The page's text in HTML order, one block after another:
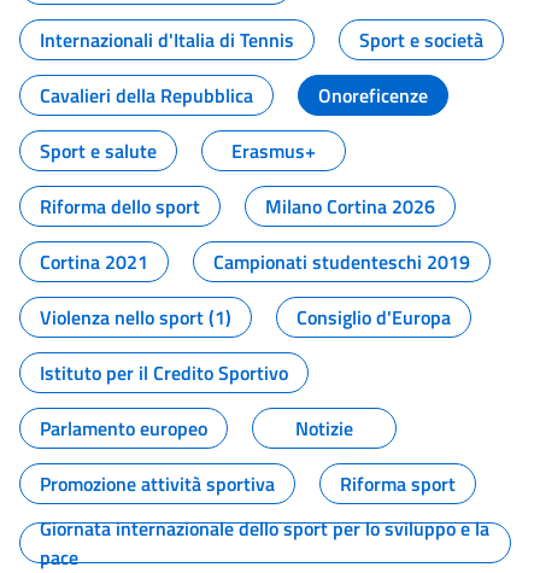
Internazionali d'Italia di Tennis
Sport e società
Cavalieri della Repubblica
Onoreficenze
Sport e salute
Erasmus+
Riforma dello sport
Milano Cortina 2026
Cortina 2021
Campionati studenteschi 2019
Violenza nello sport (1)
Consiglio d'Europa
Istituto per il Credito Sportivo
Parlamento europeo
Notizie
Promozione attività sportiva
Riforma sport
Giornata internazionale dello sport per lo sviluppo e la
pace